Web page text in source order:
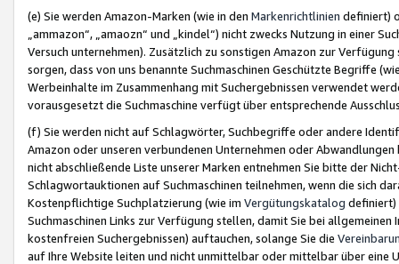
(e) Sie werden Amazon-Marken (wie in den Markenrichtlinien definiert)
„ammazon“, „amaozn“ und „kindel“) nicht zwecks Nutzung in einer
Versuch unternehmen). Zusätzlich zu sonstigen Amazon zur
sorgen, dass von uns benannte Suchmaschinen Geschützte Begriffe
Werbeinhalte im Zusammenhang mit Suchergebnissen verwendet
vorausgesetzt die Suchmaschine verfügt über entsprechende
(f) Sie werden nicht auf Schlagwörter, Suchbegriffe oder andere
Amazon oder unseren verbundenen Unternehmen oder
nicht abschließende Liste unserer Marken entnehmen Sie bitte der
Schlagwortauktionen auf Suchmaschinen teilnehmen, wenn die sich
Kostenpflichtige Suchplatzierung (wie im Vergütungskatalog definiert)
Suchmaschinen Links zur Verfügung stellen, damit Sie bei
kostenfreien Suchergebnissen) auftauchen, solange Sie die
auf Ihre Website leiten und nicht unmittelbar oder mittelbar über eine